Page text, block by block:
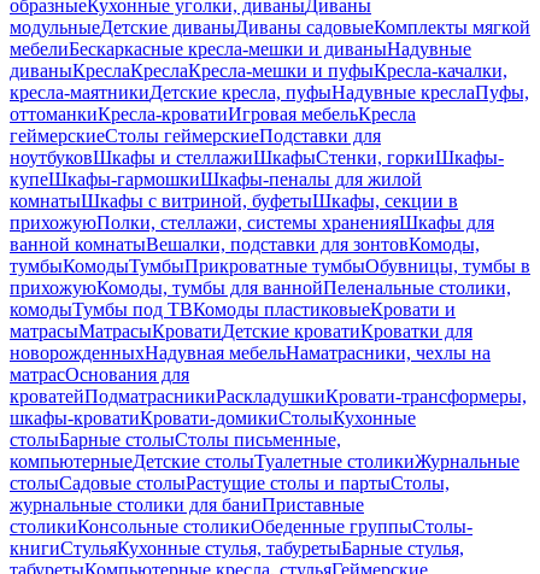
образныеКухонные уголки, диваныДиваны
модульныеДетские диваныДиваны садовыеКомплекты мягкой
мебелиБескаркасные кресла-мешки и диваныНадувные
диваныКреслаКреслаКресла-мешки и пуфыКресла-качалки,
кресла-маятникиДетские кресла, пуфыНадувные креслаПуфы,
оттоманкиКресла-кроватиИгровая мебельКресла
геймерскиеСтолы геймерскиеПодставки для
ноутбуковШкафы и стеллажиШкафыСтенки, горкиШкафы-
купеШкафы-гармошкиШкафы-пеналы для жилой
комнатыШкафы с витриной, буфетыШкафы, секции в
прихожуюПолки, стеллажи, системы храненияШкафы для
ванной комнатыВешалки, подставки для зонтовКомоды,
тумбыКомодыТумбыПрикроватные тумбыОбувницы, тумбы в
прихожуюКомоды, тумбы для ваннойПеленальные столики,
комодыТумбы под ТВКомоды пластиковыеКровати и
матрасыМатрасыКроватиДетские кроватиКроватки для
новорожденныхНадувная мебельНаматрасники, чехлы на
матрасОснования для
кроватейПодматрасникиРаскладушкиКровати-трансформеры,
шкафы-кроватиКровати-домикиСтолыКухонные
столыБарные столыСтолы письменные,
компьютерныеДетские столыТуалетные столикиЖурнальные
столыСадовые столыРастущие столы и партыСтолы,
журнальные столики для баниПриставные
столикиКонсольные столикиОбеденные группыСтолы-
книгиСтульяКухонные стулья, табуретыБарные стулья,
табуретыКомпьютерные кресла, стульяГеймерские